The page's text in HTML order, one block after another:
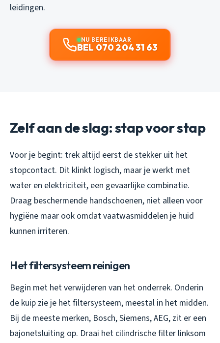
leidingen.
NU BEREIKBAAR
BEL 070 204 31 63
Zelf aan de slag: stap voor stap
Voor je begint: trek altijd eerst de stekker uit het
stopcontact. Dit klinkt logisch, maar je werkt met
water en elektriciteit, een gevaarlijke combinatie.
Draag beschermende handschoenen, niet alleen voor
hygiëne maar ook omdat vaatwasmiddelen je huid
kunnen irriteren.
Het filtersysteem reinigen
Begin met het verwijderen van het onderrek. Onderin
de kuip zie je het filtersysteem, meestal in het midden.
Bij de meeste merken, Bosch, Siemens, AEG, zit er een
bajonetsluiting op. Draai het cilindrische filter linksom